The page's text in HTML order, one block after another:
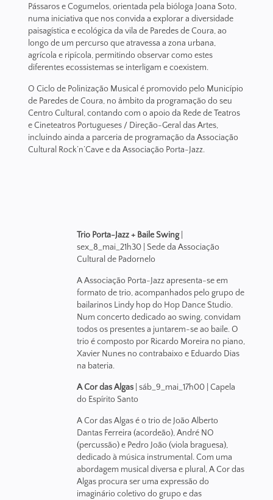
Pássaros e Cogumelos, orientada pela bióloga Joana Soto,
numa iniciativa que nos convida a explorar a diversidade
paisagística e ecológica da vila de Paredes de Coura, ao
longo de um percurso que atravessa a zona urbana,
agrícola e ripícola, permitindo observar como estes
diferentes ecossistemas se interligam e coexistem.
O Ciclo de Polinização Musical é promovido pelo Município
de Paredes de Coura, no âmbito da programação do seu
Centro Cultural, contando com o apoio da Rede de Teatros
e Cineteatros Portugueses / Direção-Geral das Artes,
incluindo ainda a parceria de programação da Associação
Cultural Rock’n’Cave e da Associação Porta-Jazz.
Trio Porta-Jazz + Baile Swing|
sex_8_mai_21h30 | Sede da Associação
Cultural de Padornelo
A Associação Porta-Jazz apresenta-se em
formato de trio, acompanhados pelo grupo de
bailarinos Lindy hop do Hop Dance Studio.
Num concerto dedicado ao swing, convidam
todos os presentes a juntarem-se ao baile. O
trio é composto por Ricardo Moreira no piano,
Xavier Nunes no contrabaixo e Eduardo Dias
na bateria.
A Cor das Algas| sáb_9_mai_17h00 | Capela
do Espírito Santo
A Cor das Algas é o trio de João Alberto
Dantas Ferreira (acordeão), André NO
(percussão) e Pedro João (viola braguesa),
dedicado à música instrumental. Com uma
abordagem musical diversa e plural, A Cor das
Algas procura ser uma expressão do
imaginário coletivo do grupo e das